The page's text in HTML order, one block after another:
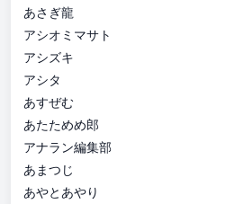
あさぎ龍
アシオミマサト
アシズキ
アシタ
あすぜむ
あたためめ郎
アナラン編集部
あまつじ
あやとあやり